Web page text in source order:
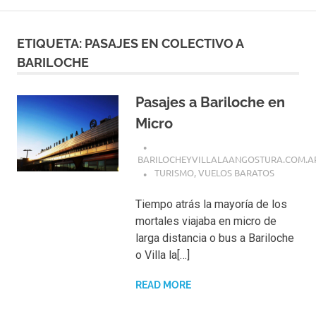
ETIQUETA: PASAJES EN COLECTIVO A
BARILOCHE
Pasajes a Bariloche en
Micro
TURISMO,VUELOS BARATOS
Tiempo atrás la mayoría de los
mortales viajaba en micro de
larga distancia o bus a Bariloche
o Villa la[…]
READ MORE